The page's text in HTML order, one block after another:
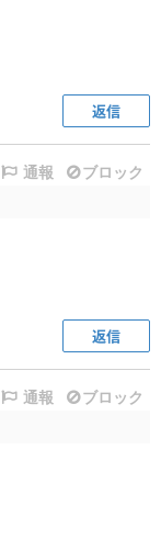
返信
通報 ブロック
返信
通報 ブロック